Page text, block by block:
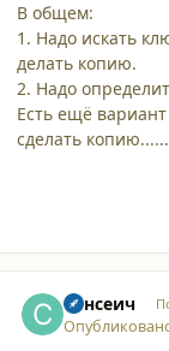
В общем:
1. Надо искать
делать копию.
2. Надо
Есть ещё
сделать копию......
Сансеич